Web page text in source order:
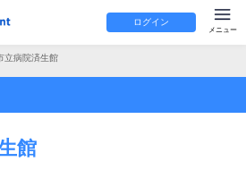
ログイン
立病院済生館
館